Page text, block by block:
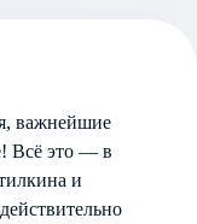
важнейшие
Всё это — в
и